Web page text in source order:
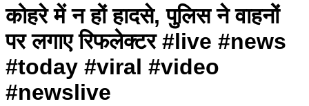
कोहरे में न हों हादसे, पुलिस ने वाहनों
पर लगाए रिफलेक्टर #live #news
#today #viral #video
#newslive